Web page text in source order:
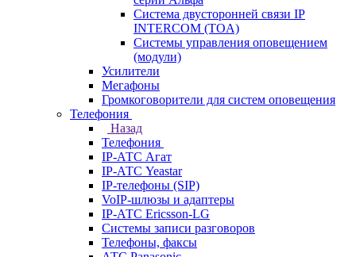
Система двусторонней связи IP
INTERCOM (TOA)
Системы управления оповещением
(модули)
Усилители
Мегафоны
Громкоговорители для систем оповещения
Телефония
Назад
Телефония
IP-АТС Агат
IP-АТС Yeastar
IP-телефоны (SIP)
VoIP-шлюзы и адаптеры
IP-АТС Ericsson-LG
Системы записи разговоров
Телефоны, факсы